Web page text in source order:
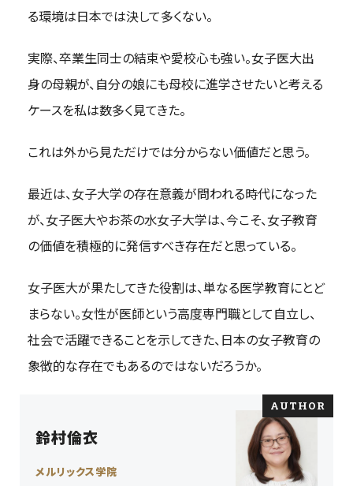
る環境は日本では決して多くない。
実際、卒業生同士の結束や愛校心も強い。女子医大出
身の母親が、自分の娘にも母校に進学させたいと考える
ケースを私は数多く見てきた。
これは外から見ただけでは分からない価値だと思う。
最近は、女子大学の存在意義が問われる時代になった
が、女子医大やお茶の水女子大学は、今こそ、女子教育
の価値を積極的に発信すべき存在だと思っている。
女子医大が果たしてきた役割は、単なる医学教育にとど
まらない。女性が医師という高度専門職として自立し、
社会で活躍できることを示してきた、日本の女子教育の
象徴的な存在でもあるのではないだろうか。
鈴村倫衣
メルリックス学院